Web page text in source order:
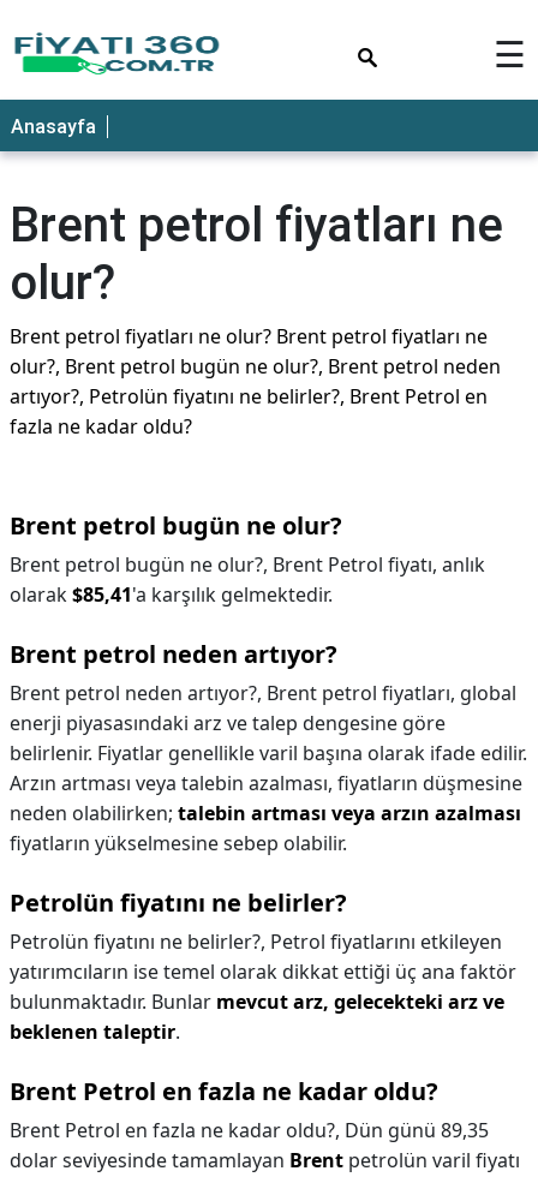
☰
Anasayfa
Brent petrol fiyatları ne
olur?
Brent petrol fiyatları ne olur? Brent petrol fiyatları ne
olur?, Brent petrol bugün ne olur?, Brent petrol neden
artıyor?, Petrolün fiyatını ne belirler?, Brent Petrol en
fazla ne kadar oldu?
Brent petrol bugün ne olur?
Brent petrol bugün ne olur?, Brent Petrol fiyatı, anlık
olarak$85,41'a karşılık gelmektedir.
Brent petrol neden artıyor?
Brent petrol neden artıyor?, Brent petrol fiyatları, global
enerji piyasasındaki arz ve talep dengesine göre
belirlenir. Fiyatlar genellikle varil başına olarak ifade edilir.
Arzın artması veya talebin azalması, fiyatların düşmesine
neden olabilirken; talebin artması veya arzın azalması
fiyatların yükselmesine sebep olabilir.
Petrolün fiyatını ne belirler?
Petrolün fiyatını ne belirler?, Petrol fiyatlarını etkileyen
yatırımcıların ise temel olarak dikkat ettiği üç ana faktör
bulunmaktadır. Bunlar mevcut arz, gelecekteki arz ve
beklenen taleptir.
Brent Petrol en fazla ne kadar oldu?
Brent Petrol en fazla ne kadar oldu?, Dün günü 89,35
dolar seviyesinde tamamlayan Brent petrolün varil fiyatı